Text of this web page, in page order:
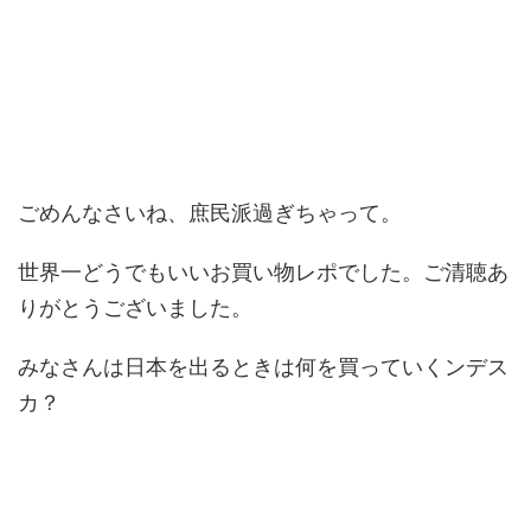
ごめんなさいね、庶民派過ぎちゃって。
世界一どうでもいいお買い物レポでした。ご清聴あ
りがとうございました。
みなさんは日本を出るときは何を買っていくンデス
カ？